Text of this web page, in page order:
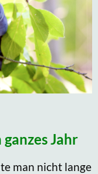
Jahr
man nicht lange